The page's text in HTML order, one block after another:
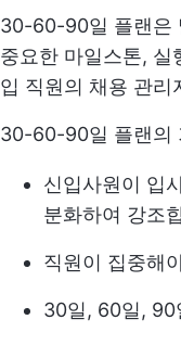
30-60-90일 플랜은
중요한 마일스톤, 실
입 직원의 채용 관리
30-60-90일 플랜의
신입사원이 입
분화하여 강조
직원이 집중해
30일, 60일, 90